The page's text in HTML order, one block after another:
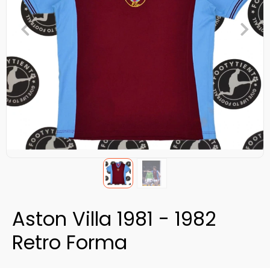
Aston Villa 1981 - 1982
Retro Forma